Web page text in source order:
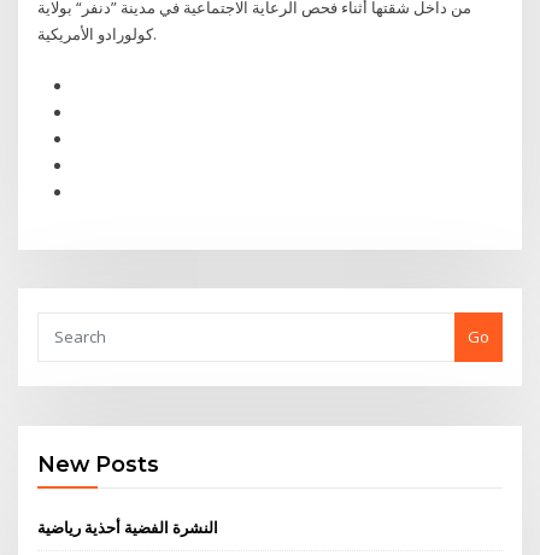
من داخل شقتها أثناء فحص الرعاية الاجتماعية في مدينة ”دنفر“ بولاية
كولورادو الأمريكية.
Go
New Posts
النشرة الفضية أحذية رياضية